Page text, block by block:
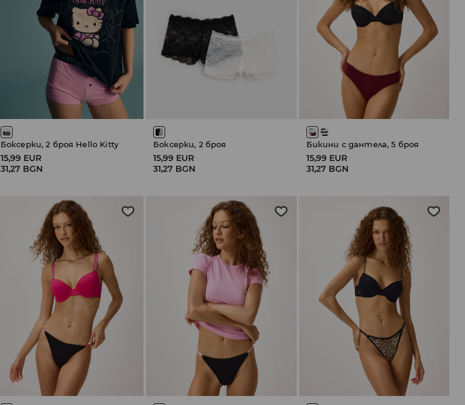
Боксерки, 2 броя Hello Kitty
15,99 EUR
31,27 BGN
Боксерки, 2 броя
15,99 EUR
31,27 BGN
Бикини с дантела, 5 броя
15,99 EUR
31,27 BGN